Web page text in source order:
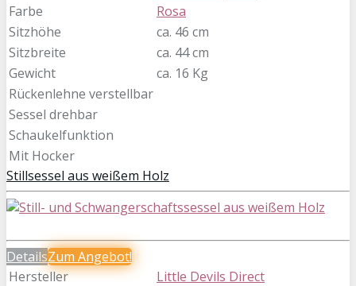
Farbe
Rosa
Sitzhöhe
ca. 46 cm
Sitzbreite
ca. 44 cm
Gewicht
ca. 16 Kg
Rückenlehne verstellbar
Sessel drehbar
Schaukelfunktion
Mit Hocker
Stillsessel aus weißem Holz
DetailsZum Angebot!
Hersteller
Little Devils Direct